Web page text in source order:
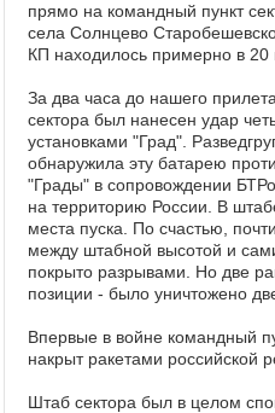
прямо на командный пункт
села Солнцево
КП находилось примерно в 20
За два часа до нашего
сектора был нанесен удар
установками "Град".
обнаружила эту батарею
"Грады" в сопровождении
на территорию России. В
места пуска. По счастью,
между штабной высотой и
покрыто разрывами. Но две
позиции - было уничтожено
Впервые в войне командный
накрыт ракетами российской
Штаб сектора был в целом